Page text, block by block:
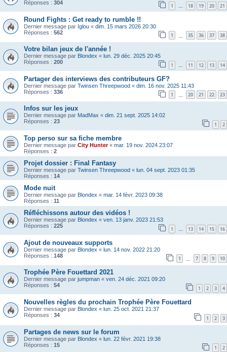
Réponses : 304 1 18 19 20 21
Round Fights : Get ready to rumble !!
Dernier message par Iglou « dim. 15 mars 2026 20:30
Réponses : 562 1 35 36 37 38
Votre bilan jeux de l'année !
Dernier message par Blondex « lun. 29 déc. 2025 20:45
Réponses : 200 1 … 11 12 13 14
Partager des interviews des contributeurs GF?
Dernier message par Twinsen Threepwood « dim. 16 nov. 2025 11:43
Réponses : 336 1 20 21 22 23
Infos sur les jeux
Dernier message par MadMax « dim. 21 sept. 2025 14:02
Réponses : 23 1 2
Top perso sur sa fiche membre
Dernier message par City Hunter« mar. 19 nov. 2024 23:07
Réponses : 2
Projet dossier : Final Fantasy
Dernier message par Twinsen Threepwood « lun. 04 sept. 2023 01:35
Réponses : 14
Mode nuit
Dernier message par Blondex « mar. 14 févr. 2023 09:38
Réponses : 11
Réfléchissons autour des vidéos !
Dernier message par Blondex « ven. 13 janv. 2023 21:53
Réponses : 225 1 … 13 14 15 16
Ajout de nouveaux supports
Dernier message par Blondex « lun. 14 nov. 2022 21:20
Réponses : 148 1 7 8 9 10
Trophée Père Fouettard 2021
Dernier message par jumpman « ven. 24 déc. 2021 09:20
Réponses : 54 1 2 3 4
Nouvelles règles du prochain Trophée Père Fouettard
Dernier message par Blondex « lun. 25 oct. 2021 21:37
Réponses : 34 1 2 3
Partages de news sur le forum
Dernier message par Blondex « lun. 22 févr. 2021 19:38
Réponses : 15 1 2